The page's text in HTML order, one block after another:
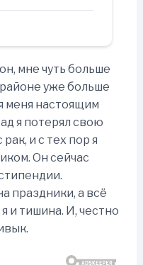
мне чуть больше
уже больше
меня настоящим
я потерял свою
и с тех пор я
Он сейчас
праздники, а всё
и тишина. И, честно